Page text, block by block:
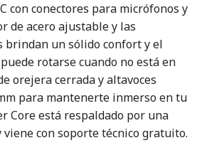
con conectores para micrófonos y
de acero ajustable y las
brindan un sólido confort y el
rotarse cuando no está en
orejera cerrada y altavoces
para mantenerte inmerso en tu
Core está respaldado por una
viene con soporte técnico gratuito.